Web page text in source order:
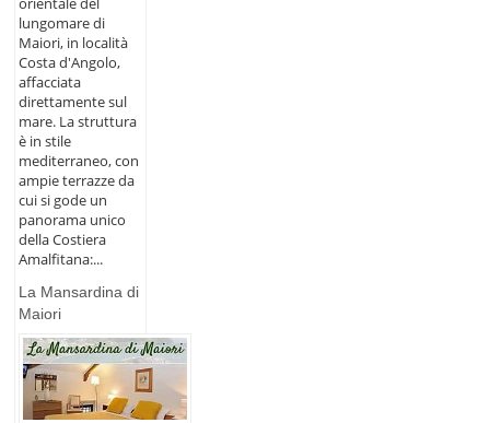
lungomare di
Maiori, in località
Costa d'Angolo,
affacciata
direttamente sul
mare. La struttura
è in stile
mediterraneo, con
ampie terrazze da
cui si gode un
panorama unico
della Costiera
Amalfitana:...
La Mansardina di
Maiori